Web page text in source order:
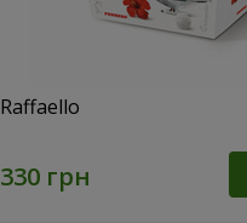
Raffaello